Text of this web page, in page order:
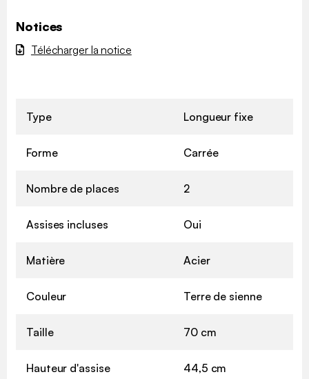
Notices
Télécharger la notice
Type Longueur fixe
Forme Carrée
Nombre de places 2
Assises incluses Oui
Matière Acier
Couleur Terre de sienne
Taille 70 cm
Hauteur d'assise 44,5 cm